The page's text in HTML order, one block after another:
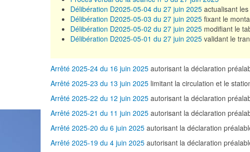
Délibération D2025-05-04 du 27 juin 2025 actualisant
Délibération D2025-05-03 du 27 juin 2025 fixant le
Délibération D2025-05-02 du 27 juin 2025 modifiant le
Délibération D2025-05-01 du 27 juin 2025 validant le
Arrêté 2025-24 du 16 juin 2025 autorisant la déclaration
Arrêté 2025-23 du 13 juin 2025 limitant la circulation et le
Arrêté 2025-22 du 12 juin 2025 autorisant la déclaration
Arrêté 2025-21 du 11 juin 2025 autorisant la déclaration
Arrêté 2025-20 du 6 juin 2025 autorisant la déclaration
Arrêté 2025-19 du 4 juin 2025 autorisant la déclaration